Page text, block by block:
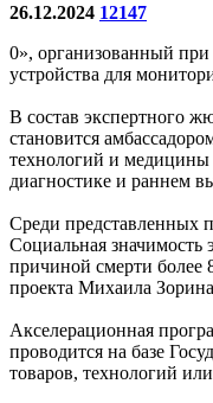
26.12.2024 12147
0», организованный
устройства для
В состав экспертного
становится
технологий и
диагностике и раннем
Среди представленных
Социальная значимость
причиной смерти более
проекта Михаила
Акселерационная
проводится на базе
товаров, технологий